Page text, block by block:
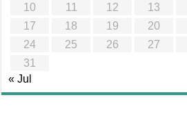
10
11 12 13
17
18 19 20
24
25 26 27
31
« Jul